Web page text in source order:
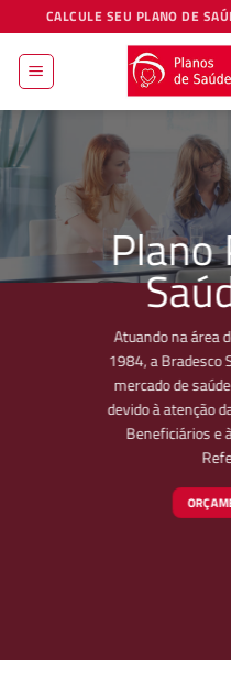
to
content
CALCULE SEU PLANO DE
Plano
Atuando na área
1984, a Bradesco
mercado de
devido à atenção
Beneficiários e